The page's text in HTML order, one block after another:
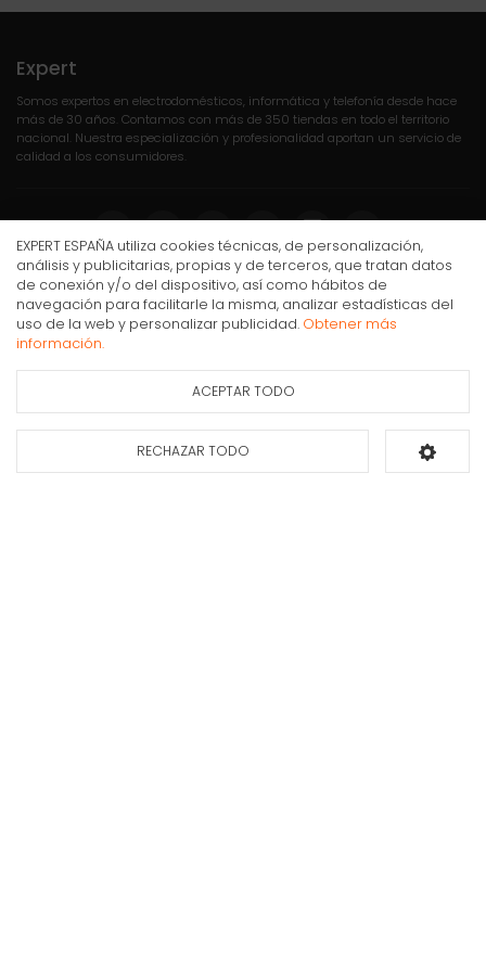
Cocina Smeg CX90GM Inox 5 zonas 90cm
Ficha de información
Añadir al carrito
Expert
Somos expertos en electrodomésticos, informática y telefonía desde hace
más de 30 años. Contamos con más de 350 tiendas en todo el territorio
nacional. Nuestra especialización y profesionalidad aportan un servicio de
calidad a los consumidores.
Compra Online
Mi cuenta y pedidos
EXPERT ESPAÑA utiliza cookies técnicas, de personalización,
análisis y publicitarias, propias y de terceros, que tratan datos
de conexión y/o del dispositivo, así como hábitos de
navegación para facilitarle la misma, analizar estadísticas del
uso de la web y personalizar publicidad. Obtener más
información.
ACEPTAR TODO
RECHAZAR TODO